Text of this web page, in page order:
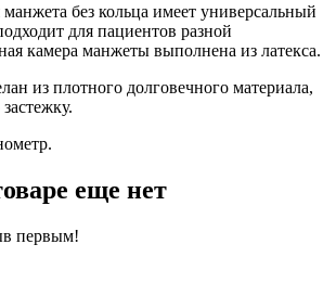
без кольца имеет универсальный
для пациентов разной
камера манжеты выполнена из латекса.
из плотного долговечного материала,
еще нет
первым!